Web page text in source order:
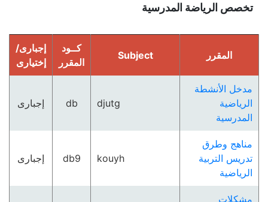
تخصص الرياضة المدرسية
المقرر Subject
كــود
المقرر
إجبارى/
إختيارى
مدخل الأنشطة
الرياضية
المدرسية
djutg
db إجبارى
مناهج وطرق
تدريس التربية
الرياضية
kouyh
db9 إجبارى
مشكلات